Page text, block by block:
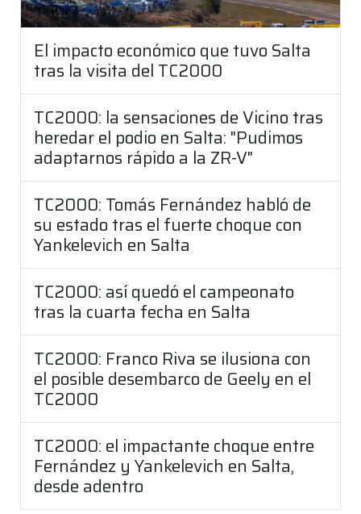
El impacto económico que tuvo Salta
tras la visita del TC2000
TC2000: la sensaciones de Vicino tras
heredar el podio en Salta: "Pudimos
adaptarnos rápido a la ZR-V"
TC2000: Tomás Fernández habló de
su estado tras el fuerte choque con
Yankelevich en Salta
TC2000: así quedó el campeonato
tras la cuarta fecha en Salta
TC2000: Franco Riva se ilusiona con
el posible desembarco de Geely en el
TC2000
TC2000: el impactante choque entre
Fernández y Yankelevich en Salta,
desde adentro